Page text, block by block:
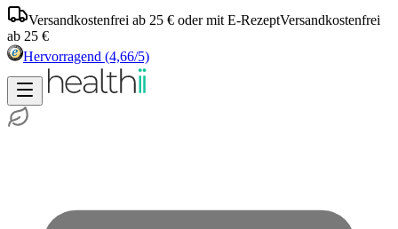
Versandkostenfrei ab 25 € oder mit E-RezeptVersandkostenfrei
ab 25 €
Hervorragend (4,66/5)